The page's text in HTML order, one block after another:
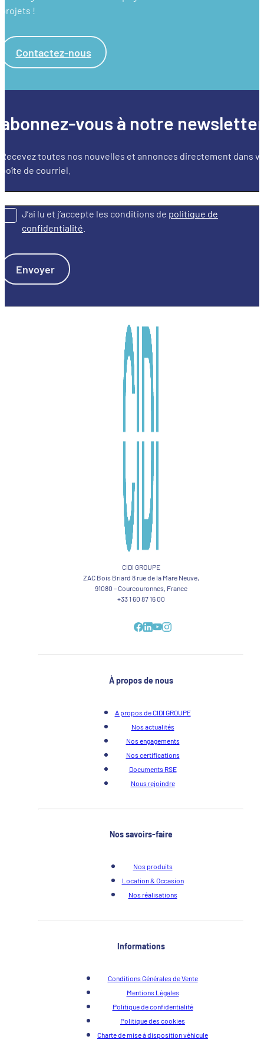
projets !
Contactez-nous
abonnez-vous à notre newsletter
Recevez toutes nos nouvelles et annonces directement dans
boîte de courriel.
J’ai lu et j’accepte les conditions de politique de
confidentialité
Envoyer
CIDI GROUPE
ZAC Bois Briard 8 rue de la Mare Neuve,
91080 – Courcouronnes, France
+33 1 60 87 16 00
À propos de nous
A propos de CIDI GROUPE
Nos actualités
Nos engagements
Nos certifications
Documents RSE
Nous rejoindre
Nos savoirs-faire
Nos produits
Location & Occasion
Nos réalisations
Informations
Conditions Générales de Vente
Mentions Légales
Politique de confidentialité
Politique des cookies
Charte de mise à disposition véhicule